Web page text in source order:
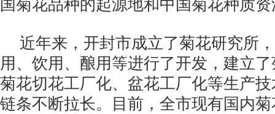
国菊花品种的起源地和中国菊花种质
近年来，开封市成立了菊花研究所
用、饮用、酿用等进行了开发，建立
菊花切花工厂化、盆花工厂化等生产
链条不断拉长。目前，全市现有国内